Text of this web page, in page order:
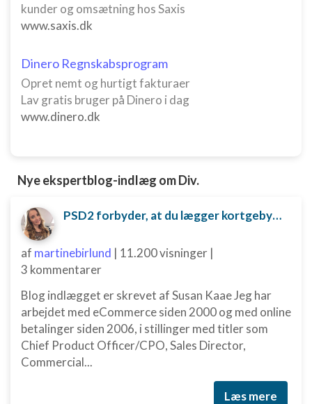
kunder og omsætning hos Saxis
www.saxis.dk
Dinero Regnskabsprogram
Opret nemt og hurtigt fakturaer
Lav gratis bruger på Dinero i dag
www.dinero.dk
Nye ekspertblog-indlæg om Div.
PSD2 forbyder, at du lægger kortgebyret ud til dine kunder fra 1. januar 2018
af martinebirlund | 11.200 visninger |
3 kommentarer
Blog indlægget er skrevet af Susan Kaae Jeg har
arbejdet med eCommerce siden 2000 og med online
betalinger siden 2006, i stillinger med titler som
Chief Product Officer/CPO, Sales Director,
Commercial...
Læs mere